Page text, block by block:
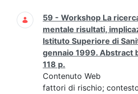
59 - Workshop La
mentale risultati,
Istituto Superiore di
gennaio 1999. Abstract
118 p.
Contenuto Web
fattori di rischio;